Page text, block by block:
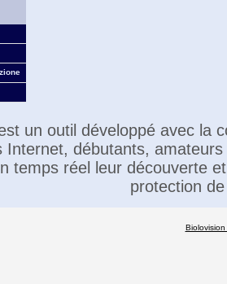
un outil développé avec la
Internet, débutants,
temps réel leur découverte
protection
Biolovision